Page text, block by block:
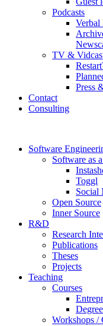
Podcasts
Verbal
TV &
Press
Contact
Consulting
Software
Software as
Toggl
Social
Open Source
Inner Source
R&D
Research
Publications
Theses
Projects
Teaching
Courses
Workshops /